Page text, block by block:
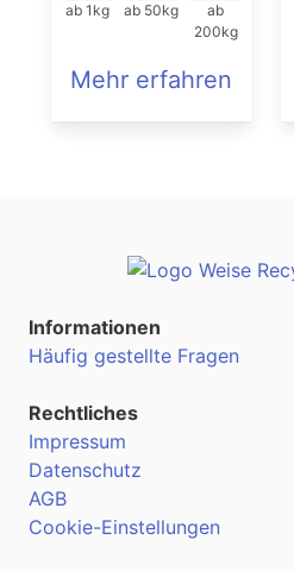
ab 1kg
ab 50kg
ab
200kg
Mehr erfahren
Informationen
Häufig gestellte Fragen
Rechtliches
Impressum
Datenschutz
AGB
Cookie-Einstellungen